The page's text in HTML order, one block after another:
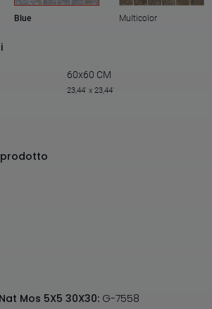
Blue Multicolor
60x60 CM
23,44' x 23,44'
prodotto
Mos 5X5 30X30: G-7558